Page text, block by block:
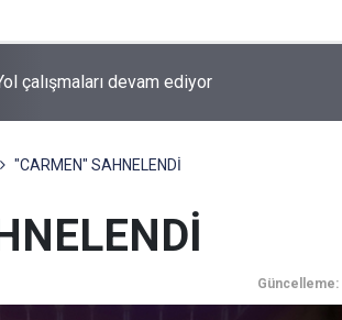
çalışmaları devam ediyor
"CARMEN" SAHNELENDİ
Güncelleme: